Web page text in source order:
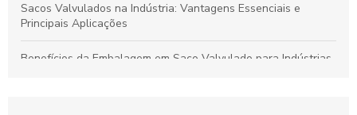
Sacos Valvulados na Indústria: Vantagens Essenciais e
Principais Aplicações
Benefícios da Embalagem em Saco Valvulado para Indústrias